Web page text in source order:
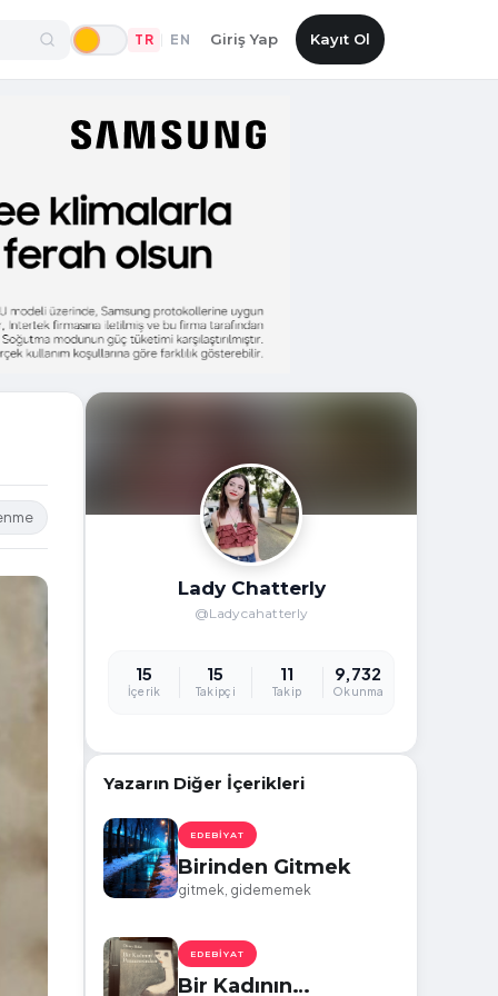
TR EN Giriş Yap Kayıt Ol
Lady Chatterly
@Ladycahatterly
15
İçerik
15
Takipçi
11
Takip
9,732
Okunma
Yazarın Diğer İçerikleri
EDEBIYAT
Birinden Gitmek
gitmek, gidememek
EDEBIYAT
Bir Kadının